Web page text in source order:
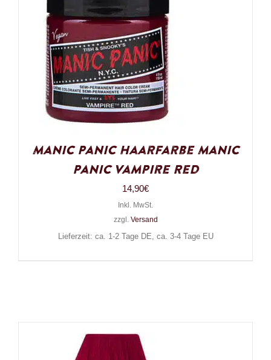
Manic Panic Haarfarbe Manic
Panic Vampire Red
14,90€
Inkl. MwSt.
zzgl. Versand
Lieferzeit: ca. 1-2 Tage DE, ca. 3-4 Tage EU